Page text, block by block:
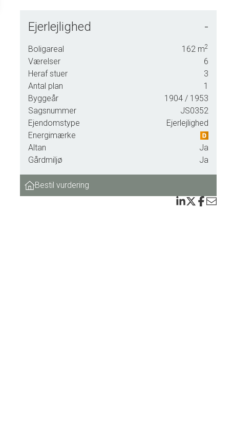
Ejerlejlighed -
Boligareal 162 m2
Værelser
6
Heraf stuer
3
Antal plan
1
Byggeår
1904 / 1953
Sagsnummer
JS0352
Ejendomstype
Ejerlejlighed
Energimærke
Altan
Ja
Gårdmiljø
Ja
Bestil vurdering